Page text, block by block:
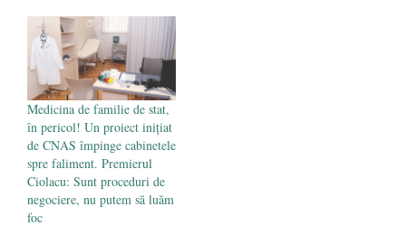
va începe sa fie distribuit la
nivel national din 20
septembrie prin Poşta
Română. Cardul va deveni
obligatoriu începând de anul
viitor, pentru accesarea…
Medicina de familie de stat,
în pericol! Un proiect inițiat
de CNAS împinge cabinetele
spre faliment. Premierul
Ciolacu: Sunt proceduri de
negociere, nu putem să luăm
foc